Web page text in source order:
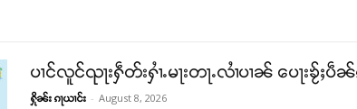
ပၢင်လူင်ၺႃးႁဵတ်းႁၢႆႉမႃးတႃႉလၢႆပၢၼ် ​​ပေႃးၶႂ်ႈ
ႁိုၼ်း ၵႃယၢင်း - August 8, 2026